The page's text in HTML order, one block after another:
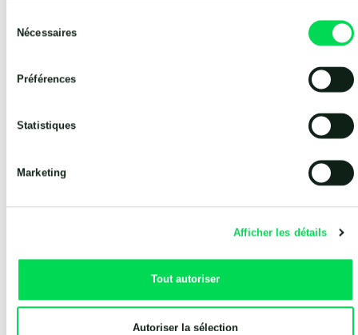
duNécessaires
Préférences
Statistiques
Marketing
Afficher les détails
Tout autoriser
Autoriser la sélection